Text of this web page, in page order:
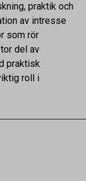
praktik och
av intresse
som rör
del av
praktisk
roll i